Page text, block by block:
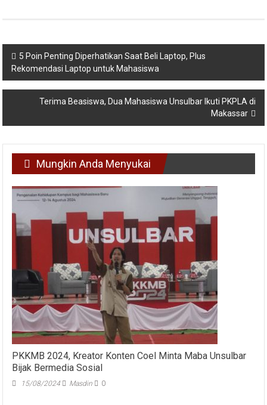
Navigasi
pos
5 Poin Penting Diperhatikan Saat Beli Laptop, Plus
Rekomendasi Laptop untuk Mahasiswa
Terima Beasiswa, Dua Mahasiswa Unsulbar Ikuti PKPLA di
Makassar
Mungkin Anda Menyukai
PKKMB 2024, Kreator Konten Coel Minta Maba Unsulbar
Bijak Bermedia Sosial
15/08/2024 Masdin 0